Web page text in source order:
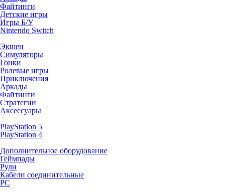
Файтинги
Детские игры
Игры Б/У
Nintendo Switch
Экшен
Симуляторы
Гонки
Ролевые игры
Приключения
Аркады
Файтинги
Стратегии
Аксессуары
PlayStation 5
PlayStation 4
Дополнительное оборудование
Геймпады
Рули
Кабели соединительные
PC